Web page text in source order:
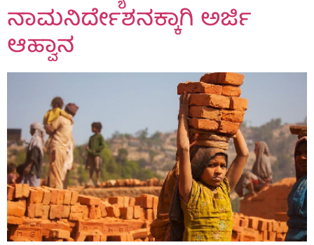
ನಾಮನಿರ್ದೇಶನಕ್ಕಾಗಿ ಅರ್ಜಿ
ಆಹ್ವಾನ